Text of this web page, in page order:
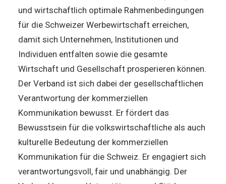
und wirtschaftlich optimale Rahmenbedingungen
für die Schweizer Werbewirtschaft erreichen,
damit sich Unternehmen, Institutionen und
Individuen entfalten sowie die gesamte
Wirtschaft und Gesellschaft prosperieren können.
Der Verband ist sich dabei der gesellschaftlichen
Verantwortung der kommerziellen
Kommunikation bewusst. Er fördert das
Bewusstsein für die volkswirtschaftliche als auch
kulturelle Bedeutung der kommerziellen
Kommunikation für die Schweiz. Er engagiert sich
verantwortungsvoll, fair und unabhängig. Der